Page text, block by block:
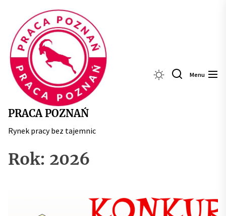
content
PRACA POZNAŃ
Rynek pracy bez tajemnic
Menu
Rok: 2026